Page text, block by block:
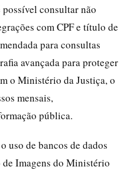
consultar não
com CPF e título de
para consultas
avançada para proteger
o Ministério da Justiça, o
mensais,
pública.
uso de bancos de dados
Imagens do Ministério